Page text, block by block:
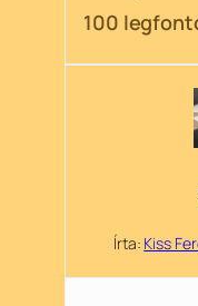
100
Írta: Kiss